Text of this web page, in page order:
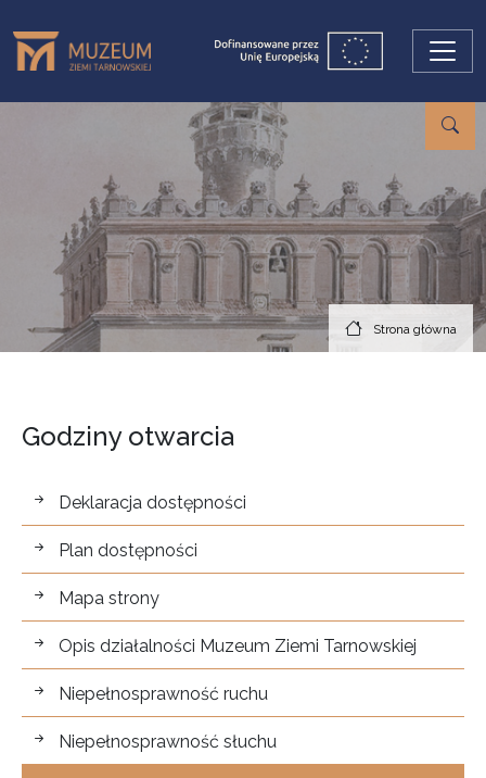
Strona główna
Godziny otwarcia
Dostępność
Deklaracja dostępności
Plan dostępności
Mapa strony
Opis działalności Muzeum Ziemi Tarnowskiej
Niepełnosprawność ruchu
Niepełnosprawność słuchu